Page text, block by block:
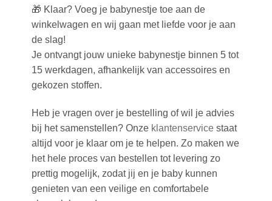
🎁 Klaar?Voeg je babynestje toe aan de
winkelwagen en wij gaan met liefde voor je aan
de slag!
Je ontvangt jouw unieke babynestje binnen 5tot
15 werkdagen, afhankelijk van accessoires en
gekozen stoffen.
Heb je vragen over je bestelling of wil je advies
bij het samenstellen? Onze klantenservicestaat
altijd voor je klaar om je te helpen. Zo maken we
het hele proces van bestellen tot levering zo
prettig mogelijk, zodat jij en je baby kunnen
genieten van een veilige en comfortabele